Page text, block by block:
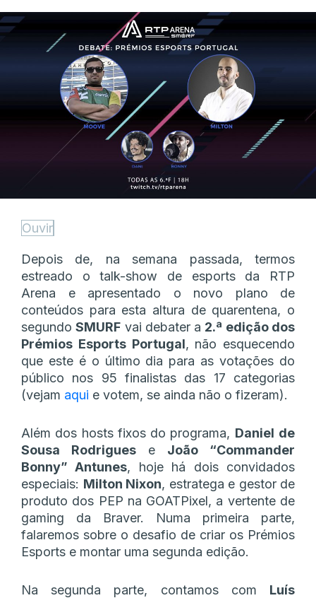
Ouvir
Depois de, na semana passada, termos
estreado o talk-show de esports da RTP
Arena e apresentado o novo plano de
conteúdos para esta altura de quarentena, o
segundoSMURF vai debater a 2.ª edição dos
Prémios Esports Portugal, não esquecendo
que este é o último dia para as votações do
público nos 95 finalistas das 17 categorias
(vejam aqui e votem, se ainda não o fizeram).
Além dos hosts fixos do programa, Daniel de
Sousa Rodrigues e João “Commander
Bonny” Antunes, hoje há dois convidados
especiais: Milton Nixon, estratega e gestor de
produto dos PEP na GOATPixel, a vertente de
gaming da Braver. Numa primeira parte,
falaremos sobre o desafio de criar os Prémios
Esports e montar uma segunda edição.
Na segunda parte, contamos com Luís